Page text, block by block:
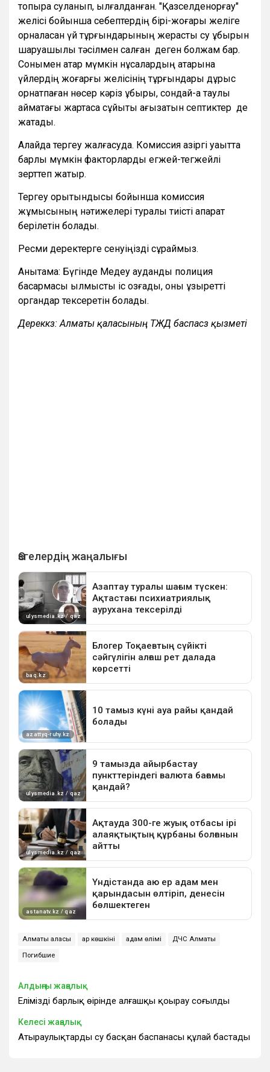
топырақ суланып, ылғалданған. "Қазселденқорғау"
желісі бойынша себептердің бірі-жоғары желіге
орналасқан үй тұрғындарының жерасты су құбырын
шаруашылық тәсілмен салған деген болжам бар.
Сонымен қатар мүмкін нұсқалардың қатарына
үйлердің жоғарғы желісінің тұрғындары дұрыс
орнатпаған нөсер кәріз құбыры, сондай-ақ таулы
аймақтағы жартасқа сұйықтық ағызатын септиктер де
жатады.
Алайда тергеу жалғасуда. Комиссия қазіргі уақытта
барлық мүмкін факторларды егжей-тегжейлі
зерттеп жатыр.
Тергеу қорытындысы бойынша комиссия
жұмысының нәтижелері туралы тиісті ақпарат
берілетін болады.
Ресми деректерге сенуіңізді сұраймыз.
Анықтама: Бүгінде Медеу аудандық полиция
басқармасы қылмыстық іс қозғады, оны құзыретті
органдар тексеретін болады.
Дереккөз: Алматы қаласының ТЖД баспасөз қызметі
Алматы қаласы қар көшкіні адам өлімі ДЧС Алматы
Погибшие
Алдыңғы жаңалық
Еліміздің барлық өңірінде алғашқы қоңырау соғылды
Келесі жаңалық
Атыраулықтардың су басқан баспанасы құлай бастады